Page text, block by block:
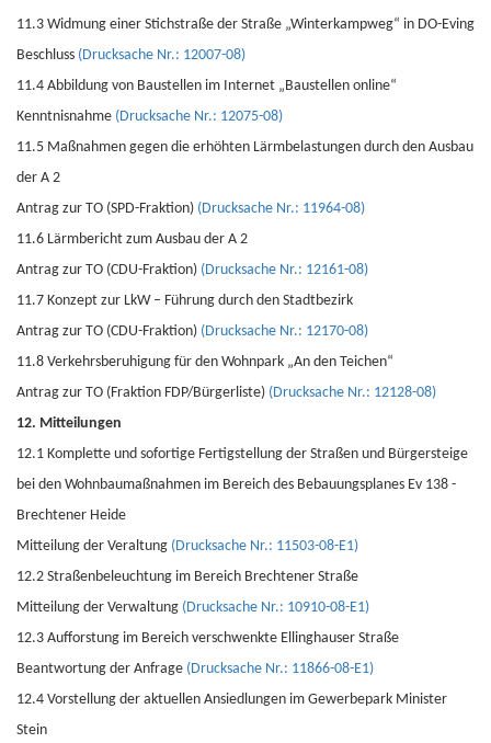
11.3 Widmung einer Stichstraße der Straße „Winterkampweg“ in DO-Eving
Beschluss (Drucksache Nr.: 12007-08)
11.4 Abbildung von Baustellen im Internet „Baustellen online“
Kenntnisnahme (Drucksache Nr.: 12075-08)
11.5 Maßnahmen gegen die erhöhten Lärmbelastungen durch den Ausbau
der A 2
Antrag zur TO (SPD-Fraktion) (Drucksache Nr.: 11964-08)
11.6 Lärmbericht zum Ausbau der A 2
Antrag zur TO (CDU-Fraktion) (Drucksache Nr.: 12161-08)
11.7 Konzept zur LkW – Führung durch den Stadtbezirk
Antrag zur TO (CDU-Fraktion) (Drucksache Nr.: 12170-08)
11.8 Verkehrsberuhigung für den Wohnpark „An den Teichen“
Antrag zur TO (Fraktion FDP/Bürgerliste) (Drucksache Nr.: 12128-08)
12. Mitteilungen
12.1 Komplette und sofortige Fertigstellung der Straßen und Bürgersteige
bei den Wohnbaumaßnahmen im Bereich des Bebauungsplanes Ev 138 -
Brechtener Heide
Mitteilung der Veraltung (Drucksache Nr.: 11503-08-E1)
12.2 Straßenbeleuchtung im Bereich Brechtener Straße
Mitteilung der Verwaltung (Drucksache Nr.: 10910-08-E1)
12.3 Aufforstung im Bereich verschwenkte Ellinghauser Straße
Beantwortung der Anfrage (Drucksache Nr.: 11866-08-E1)
12.4 Vorstellung der aktuellen Ansiedlungen im Gewerbepark Minister
Stein